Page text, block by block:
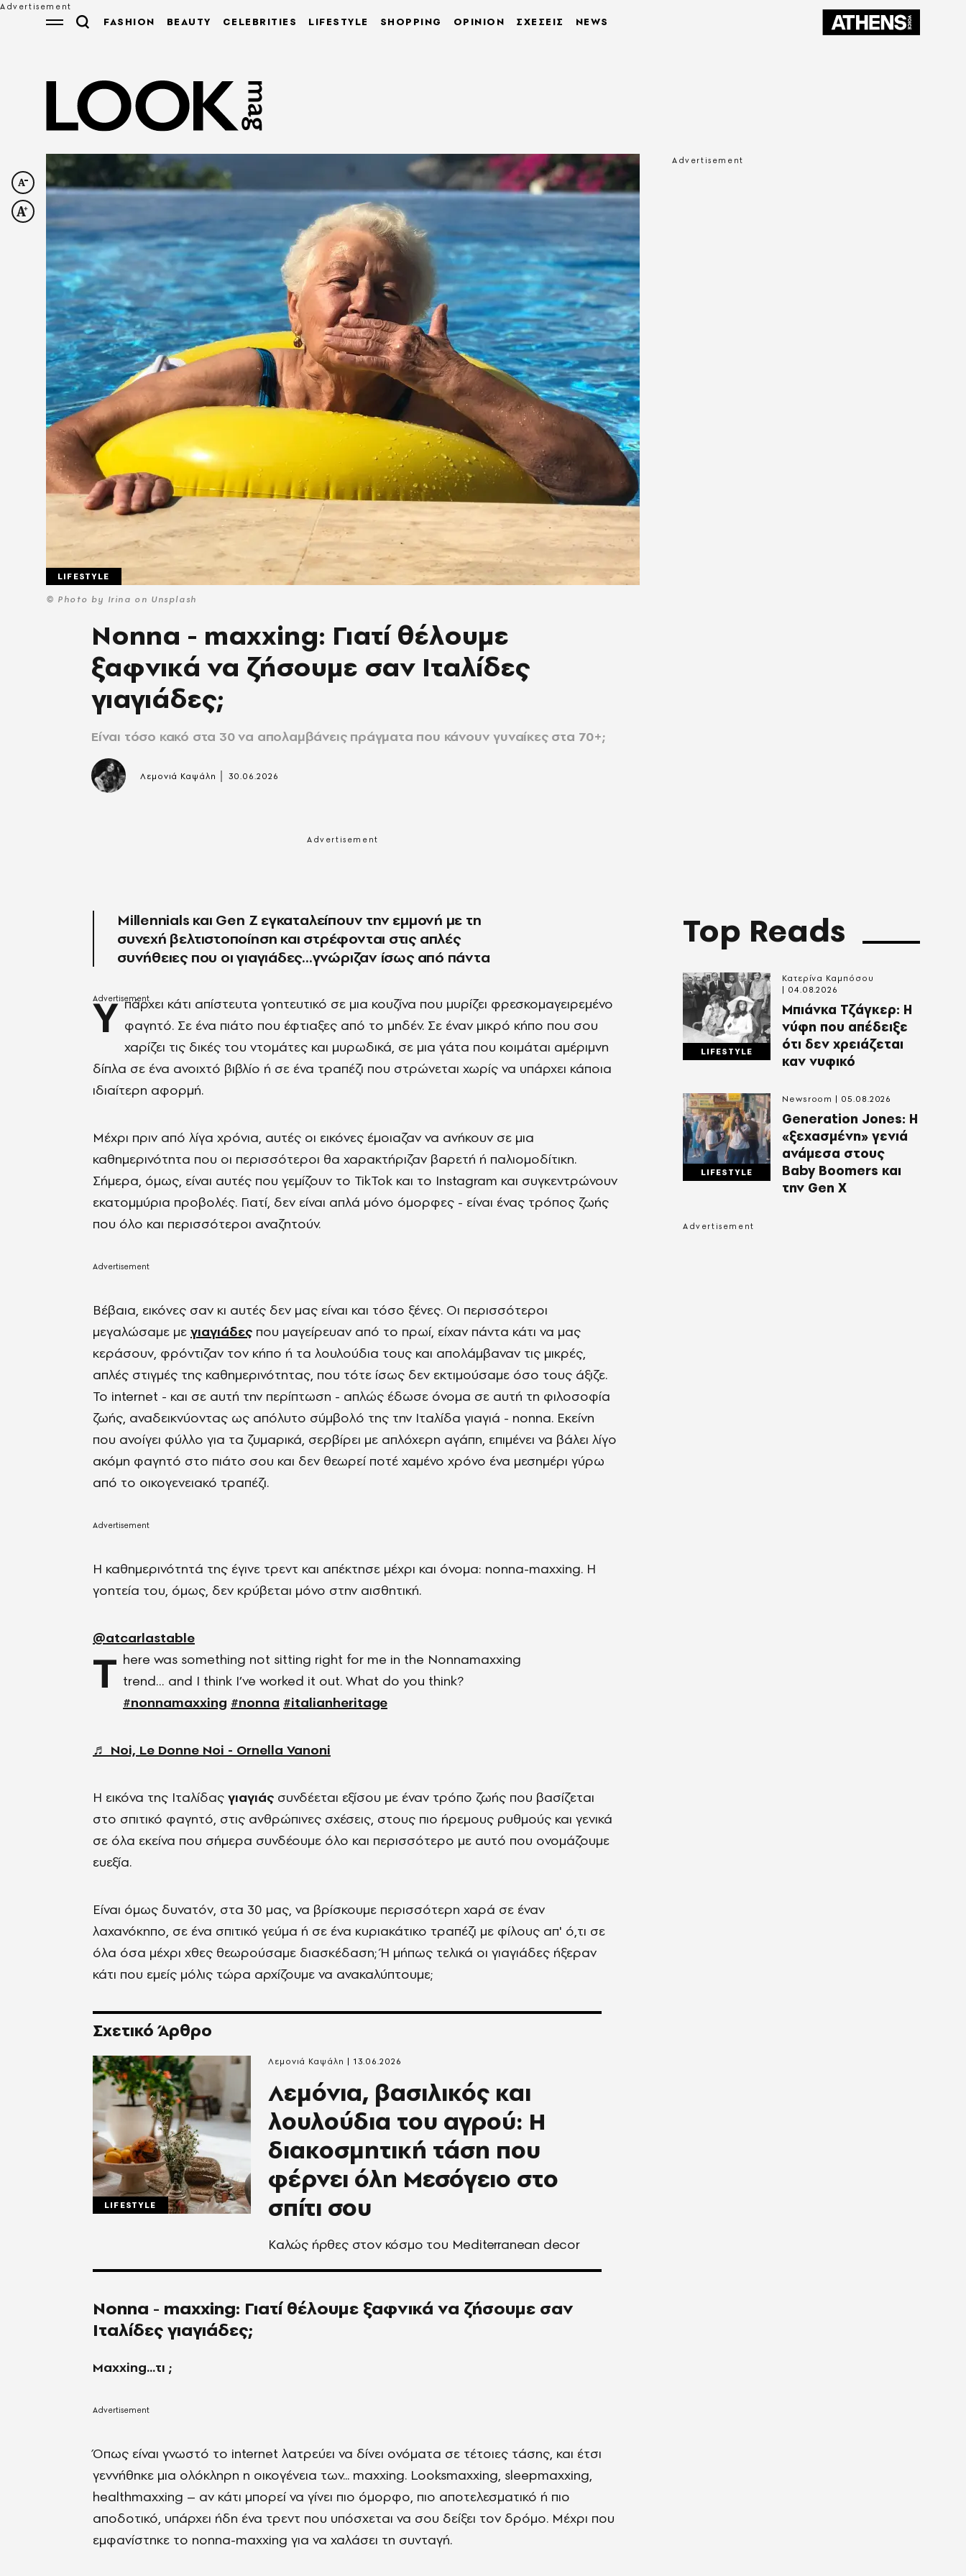
FASHION BEAUTY CELEBRITIES LIFESTYLE SHOPPING OPINION ΣΧΕΣΕΙΣ NEWS
© Photo by Irina on Unsplash
LIFESTYLE
Νonna - maxxing: Γιατί θέλουμε
ξαφνικά να ζήσουμε σαν Ιταλίδες
γιαγιάδες;
Είναι τόσο κακό στα 30 να απολαμβάνεις πράγματα που κάνουν γυναίκες στα 70+;
Λεμονιά Καψάλη 30.06.2026
Millennials και Gen Z εγκαταλείπουν την εμμονή με τη
συνεχή βελτιστοποίηση και στρέφονται στις απλές
συνήθειες που οι γιαγιάδες...γνώριζαν ίσως από πάντα
Υ πάρχει κάτι απίστευτα γοητευτικό σε μια κουζίνα που μυρίζει φρεσκομαγειρεμένο
φαγητό. Σε ένα πιάτο που έφτιαξες από το μηδέν. Σε έναν μικρό κήπο που σου
χαρίζει τις δικές του ντομάτες και μυρωδικά, σε μια γάτα που κοιμάται αμέριμνη
δίπλα σε ένα ανοιχτό βιβλίο ή σε ένα τραπέζι που στρώνεται χωρίς να υπάρχει κάποια
ιδιαίτερη αφορμή.
Μέχρι πριν από λίγα χρόνια, αυτές οι εικόνες έμοιαζαν να ανήκουν σε μια
καθημερινότητα που οι περισσότεροι θα χαρακτήριζαν βαρετή ή παλιομοδίτικη.
Σήμερα, όμως, είναι αυτές που γεμίζουν το TikTok και το Instagram και συγκεντρώνουν
εκατομμύρια προβολές. Γιατί, δεν είναι απλά μόνο όμορφες - είναι ένας τρόπος ζωής
που όλο και περισσότεροι αναζητούν.
Βέβαια, εικόνες σαν κι αυτές δεν μας είναι και τόσο ξένες. Οι περισσότεροι
μεγαλώσαμε με γιαγιάδες που μαγείρευαν από το πρωί, είχαν πάντα κάτι να μας
κεράσουν, φρόντιζαν τον κήπο ή τα λουλούδια τους και απολάμβαναν τις μικρές,
απλές στιγμές της καθημερινότητας, που τότε ίσως δεν εκτιμούσαμε όσο τους άξιζε.
Το internet - και σε αυτή την περίπτωση - απλώς έδωσε όνομα σε αυτή τη φιλοσοφία
ζωής, αναδεικνύοντας ως απόλυτο σύμβολό της την Ιταλίδα γιαγιά - nonna. Εκείνη
που ανοίγει φύλλο για τα ζυμαρικά, σερβίρει με απλόχερη αγάπη, επιμένει να βάλει λίγο
ακόμη φαγητό στο πιάτο σου και δεν θεωρεί ποτέ χαμένο χρόνο ένα μεσημέρι γύρω
από το οικογενειακό τραπέζι.
Η καθημερινότητά της έγινε τρεντ και απέκτησε μέχρι και όνομα: nonna-maxxing. Η
γοητεία του, όμως, δεν κρύβεται μόνο στην αισθητική.
@atcarlastable
T here was something not sitting right for me in the Nonnamaxxing
trend… and I think I’ve worked it out. What do you think?
#nonnamaxxing #nonna #italianheritage
♬ Noi, Le Donne Noi - Ornella Vanoni
Η εικόνα της Ιταλίδας γιαγιάς συνδέεται εξίσου με έναν τρόπο ζωής που βασίζεται
στο σπιτικό φαγητό, στις ανθρώπινες σχέσεις, στους πιο ήρεμους ρυθμούς και γενικά
σε όλα εκείνα που σήμερα συνδέουμε όλο και περισσότερο με αυτό που ονομάζουμε
ευεξία.
Είναι όμως δυνατόν, στα 30 μας, να βρίσκουμε περισσότερη χαρά σε έναν
λαχανόκηπο, σε ένα σπιτικό γεύμα ή σε ένα κυριακάτικο τραπέζι με φίλους απ' ό,τι σε
όλα όσα μέχρι χθες θεωρούσαμε διασκέδαση; Ή μήπως τελικά οι γιαγιάδες ήξεραν
κάτι που εμείς μόλις τώρα αρχίζουμε να ανακαλύπτουμε;
Σχετικό Άρθρο
LIFESTYLE
Λεμόνια, βασιλικός και
λουλούδια του αγρού: Η
διακοσμητική τάση που
φέρνει όλη Μεσόγειο στο
σπίτι σου
Καλώς ήρθες στον κόσμο του Mediterranean decor
Λεμονιά Καψάλη 13.06.2026
Νonna - maxxing: Γιατί θέλουμε ξαφνικά να ζήσουμε σαν
Ιταλίδες γιαγιάδες;
Μaxxing...τι ;
Όπως είναι γνωστό το internet λατρεύει να δίνει ονόματα σε τέτοιες τάσης, και έτσι
γεννήθηκε μια ολόκληρη η οικογένεια των... maxxing. Looksmaxxing, sleepmaxxing,
healthmaxxing – αν κάτι μπορεί να γίνει πιο όμορφο, πιο αποτελεσματικό ή πιο
αποδοτικό, υπάρχει ήδη ένα τρεντ που υπόσχεται να σου δείξει τον δρόμο. Μέχρι που
εμφανίστηκε το nonna-maxxing για να χαλάσει τη συνταγή.
Top Reads
LIFESTYLE
Mπιάνκα Τζάγκερ: Η
νύφη που απέδειξε
ότι δεν χρειάζεται
καν νυφικό
Κατερίνα Καμπόσου
04.08.2026
LIFESTYLE
Generation Jones: Η
«ξεχασμένη» γενιά
ανάμεσα στους
Baby Boomers και
την Gen X
Newsroom 05.08.2026